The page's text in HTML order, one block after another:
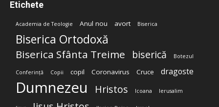
Etichete
Academia de Teologie Anul nou avort Biserica
Biserica Ortodoxă
Biserica Sfânta Treime biserică Botezul
Conferință Copii copil Coronavirus Cruce dragoste
Dumnezeu Hristos Icoana Ierusalim